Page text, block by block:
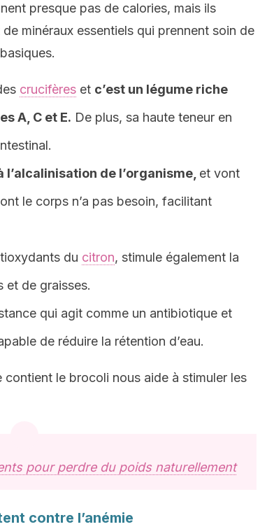
presque pas de calories, mais ils
minéraux essentiels qui prennent soin de
crucifères et c’est un légume riche
A, C et E. De plus, sa haute teneur en
de l’organisme, et vont
le corps n’a pas besoin, facilitant
du citron, stimule également la
et de graisses.
qui agit comme un antibiotique et
de réduire la rétention d’eau.
le brocoli nous aide à stimuler les
pour perdre du poids naturellement
contre l’anémie